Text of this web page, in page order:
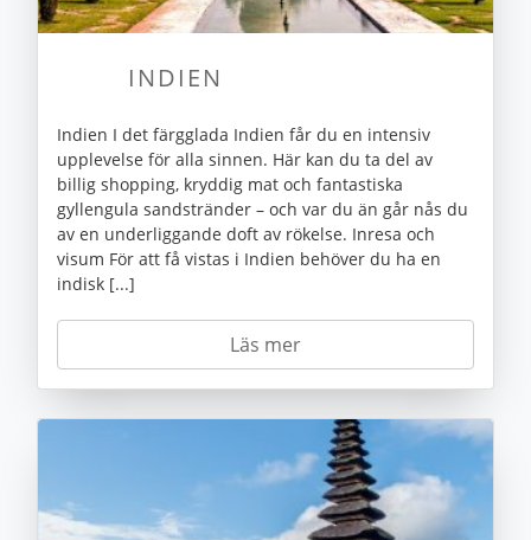
INDIEN
Indien I det färgglada Indien får du en intensiv
upplevelse för alla sinnen. Här kan du ta del av
billig shopping, kryddig mat och fantastiska
gyllengula sandstränder – och var du än går nås du
av en underliggande doft av rökelse. Inresa och
visum För att få vistas i Indien behöver du ha en
indisk [...]
Läs mer